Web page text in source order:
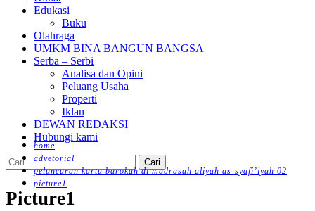
Edukasi
Buku
Olahraga
UMKM BINA BANGUN BANGSA
Serba – Serbi
Analisa dan Opini
Peluang Usaha
Properti
Iklan
DEWAN REDAKSI
Hubungi kami
Cari
untuk:
home
advetorial
peluncuran kartu barokah di madrasah aliyah as-syafi’iyah 02
picture1
Picture1